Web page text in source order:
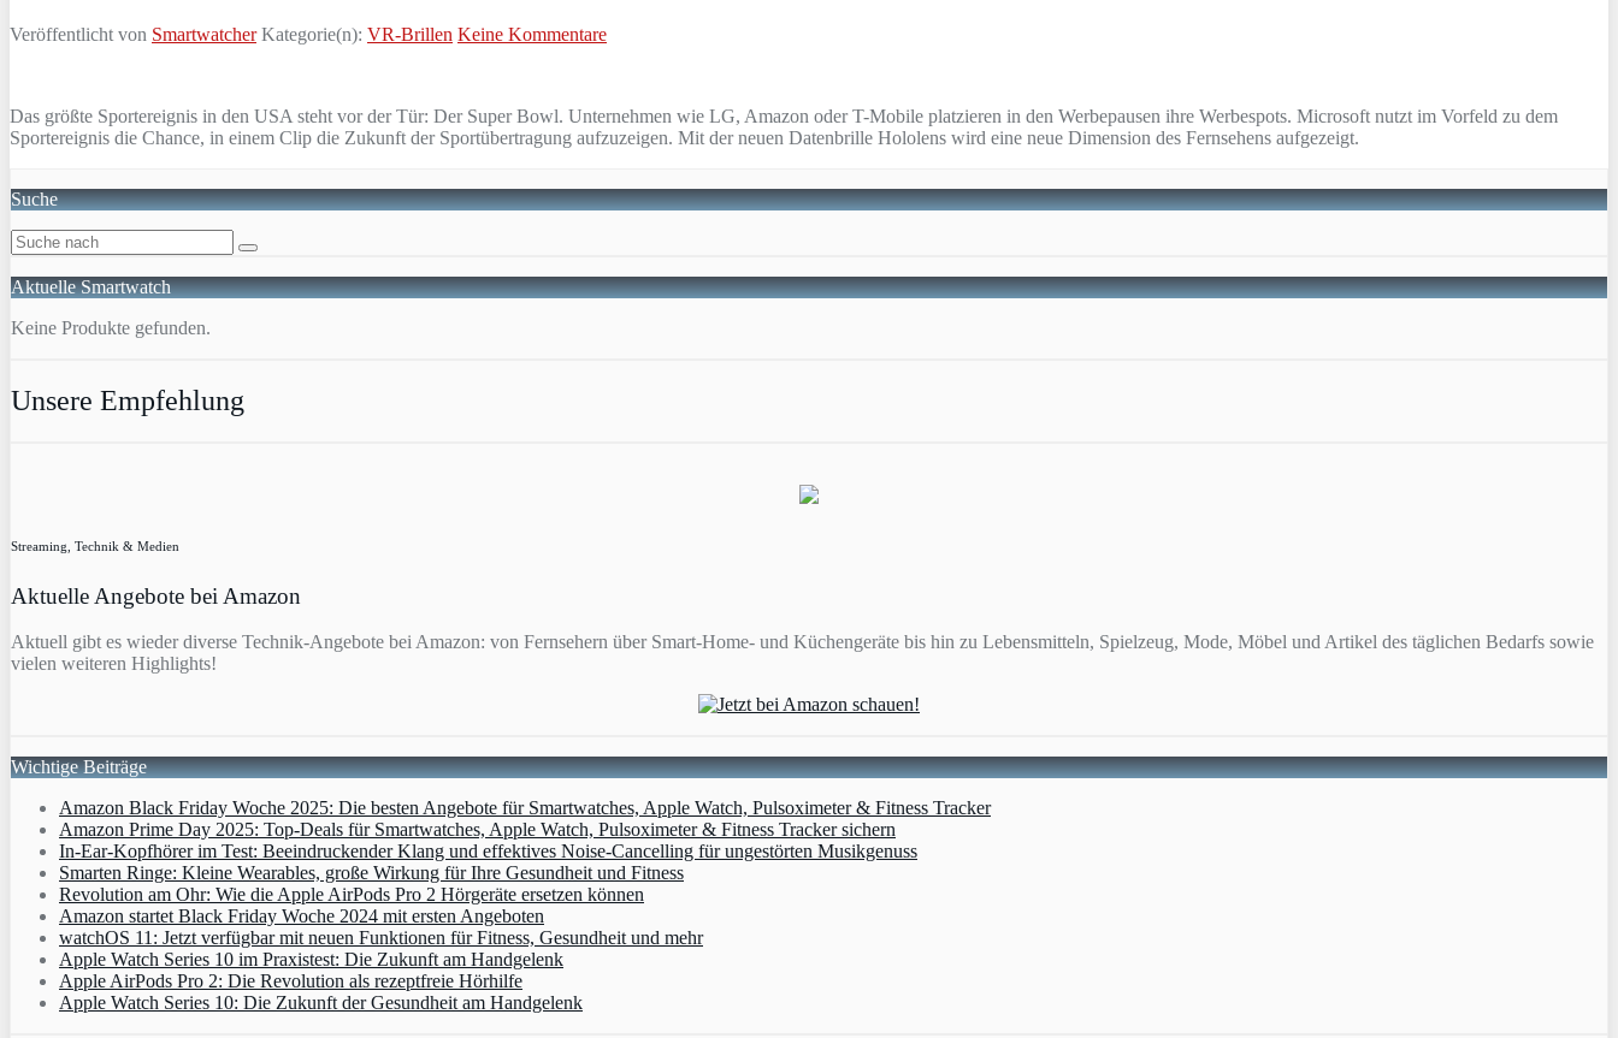
Veröffentlicht von Smartwatcher Kategorie(n): VR-Brillen Keine Kommentare
Das größte Sportereignis in den USA steht vor der Tür: Der Super Bowl. Unternehmen wie LG, Amazon oder T-Mobile platzieren in den Werbepausen ihre Werbespots. Microsoft nutzt im Vorfeld zu dem
Sportereignis die Chance, in einem Clip die Zukunft der Sportübertragung aufzuzeigen. Mit der neuen Datenbrille Hololens wird eine neue Dimension des Fernsehens aufgezeigt.
Suche
Aktuelle Smartwatch
Keine Produkte gefunden.
Unsere Empfehlung
Streaming, Technik & Medien
Aktuelle Angebote bei Amazon
Aktuell gibt es wieder diverse Technik-Angebote bei Amazon: von Fernsehern über Smart-Home- und Küchengeräte bis hin zu Lebensmitteln, Spielzeug, Mode, Möbel und Artikel des täglichen Bedarfs sowie
vielen weiteren Highlights!
Wichtige Beiträge
Amazon Black Friday Woche 2025: Die besten Angebote für Smartwatches, Apple Watch, Pulsoximeter & Fitness Tracker
Amazon Prime Day 2025: Top-Deals für Smartwatches, Apple Watch, Pulsoximeter & Fitness Tracker sichern
In-Ear-Kopfhörer im Test: Beeindruckender Klang und effektives Noise-Cancelling für ungestörten Musikgenuss
Smarten Ringe: Kleine Wearables, große Wirkung für Ihre Gesundheit und Fitness
Revolution am Ohr: Wie die Apple AirPods Pro 2 Hörgeräte ersetzen können
Amazon startet Black Friday Woche 2024 mit ersten Angeboten
watchOS 11: Jetzt verfügbar mit neuen Funktionen für Fitness, Gesundheit und mehr
Apple Watch Series 10 im Praxistest: Die Zukunft am Handgelenk
Apple AirPods Pro 2: Die Revolution als rezeptfreie Hörhilfe
Apple Watch Series 10: Die Zukunft der Gesundheit am Handgelenk